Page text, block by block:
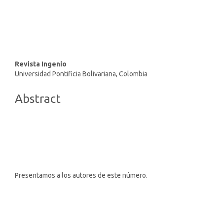
Main
Article
Content
Revista Ingenio
Universidad Pontificia Bolivariana, Colombia
Abstract
Presentamos a los autores de este número.